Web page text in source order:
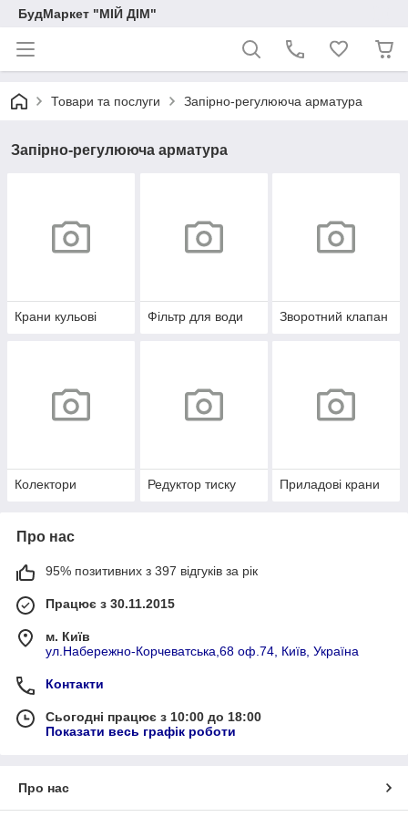
БудМаркет "МІЙ ДІМ"
Товари та послуги Запірно-регулююча арматура
Запірно-регулююча арматура
Крани кульові Фільтр для води Зворотний клапан
Колектори Редуктор тиску Приладові крани
Про нас
95% позитивних з 397 відгуків за рік
Працює з 30.11.2015
м. Київ
ул.Набережно-Корчеватська,68 оф.74, Київ, Україна
Контакти
Сьогодні працює з 10:00 до 18:00
Показати весь графік роботи
Про нас